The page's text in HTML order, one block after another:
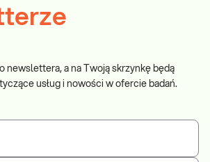
newslettera, a na Twoją skrzynkę będą
usług i nowości w ofercie badań.